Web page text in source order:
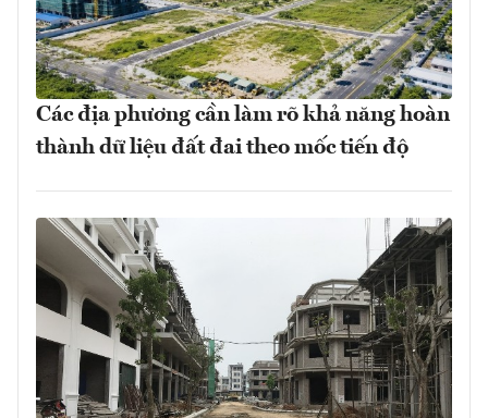
Các địa phương cần làm rõ khả năng hoàn
thành dữ liệu đất đai theo mốc tiến độ